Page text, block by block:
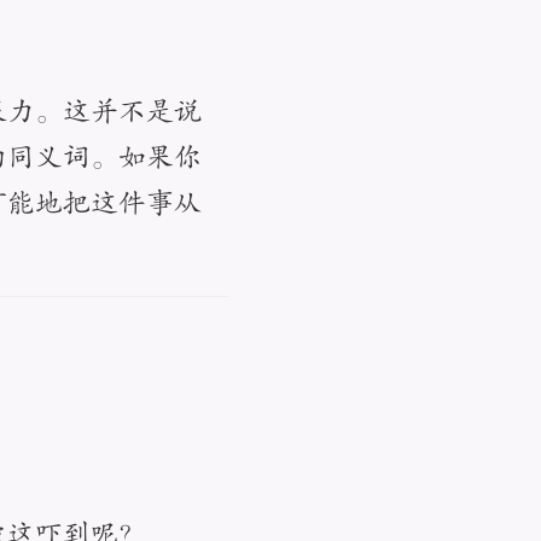
。这并不是说
义词。如果你
地把这件事从
吓到呢？